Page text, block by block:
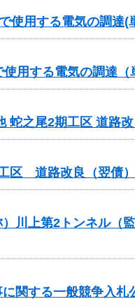
用する電気の調達(
用する電気の調達
之尾2期工区 道路
道路改良（翌債
川上第2トンネル（
関する一般競争入札